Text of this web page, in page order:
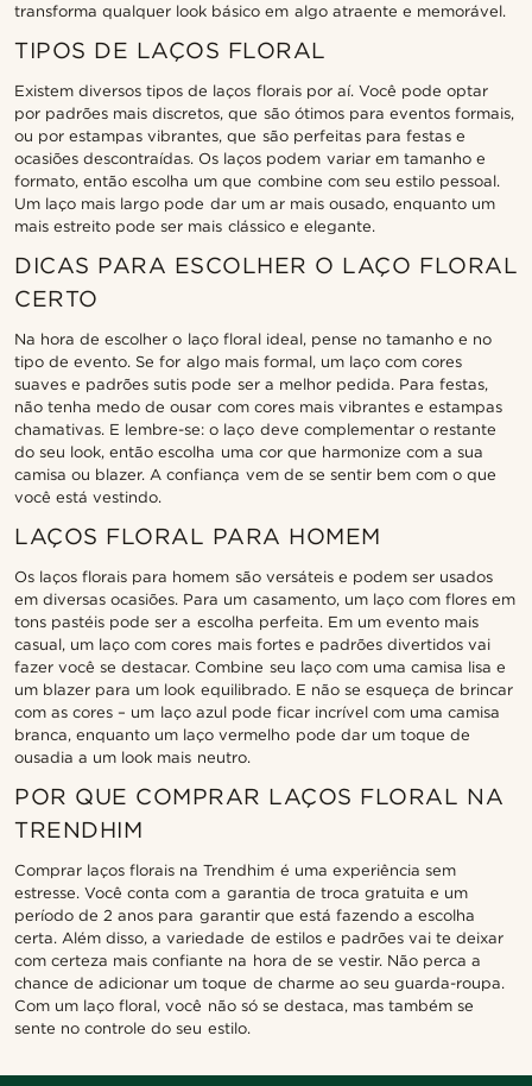
transforma qualquer look básico em algo atraente e memorável.
TIPOS DE LAÇOS FLORAL
Existem diversos tipos de laços florais por aí. Você pode optar
por padrões mais discretos, que são ótimos para eventos formais,
ou por estampas vibrantes, que são perfeitas para festas e
ocasiões descontraídas. Os laços podem variar em tamanho e
formato, então escolha um que combine com seu estilo pessoal.
Um laço mais largo pode dar um ar mais ousado, enquanto um
mais estreito pode ser mais clássico e elegante.
DICAS PARA ESCOLHER O LAÇO FLORAL
CERTO
Na hora de escolher o laço floral ideal, pense no tamanho e no
tipo de evento. Se for algo mais formal, um laço com cores
suaves e padrões sutis pode ser a melhor pedida. Para festas,
não tenha medo de ousar com cores mais vibrantes e estampas
chamativas. E lembre-se: o laço deve complementar o restante
do seu look, então escolha uma cor que harmonize com a sua
camisa ou blazer. A confiança vem de se sentir bem com o que
você está vestindo.
LAÇOS FLORAL PARA HOMEM
Os laços florais para homem são versáteis e podem ser usados
em diversas ocasiões. Para um casamento, um laço com flores em
tons pastéis pode ser a escolha perfeita. Em um evento mais
casual, um laço com cores mais fortes e padrões divertidos vai
fazer você se destacar. Combine seu laço com uma camisa lisa e
um blazer para um look equilibrado. E não se esqueça de brincar
com as cores – um laço azul pode ficar incrível com uma camisa
branca, enquanto um laço vermelho pode dar um toque de
ousadia a um look mais neutro.
POR QUE COMPRAR LAÇOS FLORAL NA
TRENDHIM
Comprar laços florais na Trendhim é uma experiência sem
estresse. Você conta com a garantia de troca gratuita e um
período de 2 anos para garantir que está fazendo a escolha
certa. Além disso, a variedade de estilos e padrões vai te deixar
com certeza mais confiante na hora de se vestir. Não perca a
chance de adicionar um toque de charme ao seu guarda-roupa.
Com um laço floral, você não só se destaca, mas também se
sente no controle do seu estilo.